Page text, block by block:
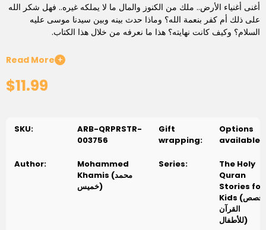
أغنى أغنياء الأرض.. ملك من الكنوز والمال ما لا يملكه غيره.. فهل شكر الله
على ذلك أم كفر بنعمة الله؟ وماذا حدث بينه وبين سيدنا موسى عليه
السلام؟ وكيف كانت نهايته؟ هذا ما نعرفه من خلال هذا الكتاب.
Did you know that a group of young men slept in a cave for
more than three hundred years and nothing happened to
them? Why did they sleep in this cave? And what happened
to them when they awoke? This is what we know through
Read More +
$11.99
SKU:
ARB-QRPRSTR-
003756
Gift
wrapping:
Options
available
Author:
Mohammed
Khamis (محمد
خميس)
Series:
The Holy
Quran
Stories for
Kids (قصص
القرآن
للأطفال)